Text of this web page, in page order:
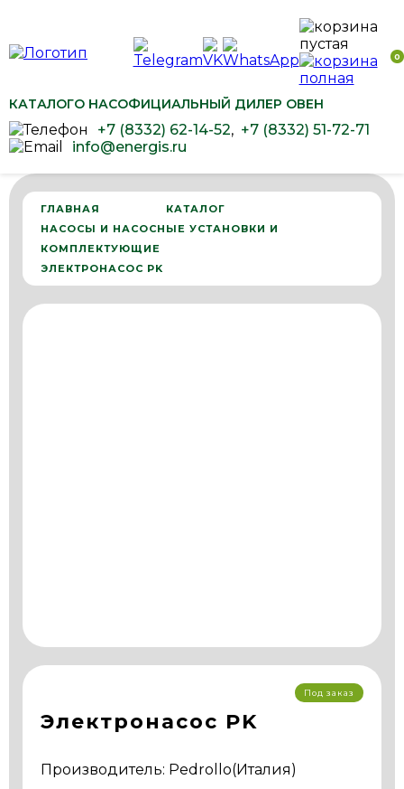
0
КАТАЛОГО НАСОФИЦИАЛЬНЫЙ ДИЛЕР ОВЕН
+7 (8332) 62-14-52, +7 (8332) 51-72-71
info@energis.ru
ГЛАВНАЯ
КАТАЛОГ
НАСОСЫ И НАСОСНЫЕ УСТАНОВКИ И
КОМПЛЕКТУЮЩИЕ
ЭЛЕКТРОНАСОС PK
Электронасос PK
Производитель: Pedrollo(Италия)
Под заказ